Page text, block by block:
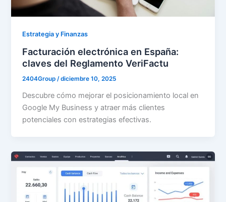
Estrategia y Finanzas
Facturación electrónica en España:
claves del Reglamento VeriFactu
2404Group/diciembre 10, 2025
Descubre cómo mejorar el posicionamiento local en
Google My Business y atraer más clientes
potenciales con estrategias efectivas.